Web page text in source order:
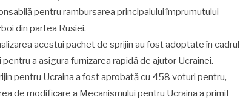
pentru rambursarea principalului împrumutului
din partea Rusiei.
acestui pachet de sprijin au fost adoptate în cadrul
a asigura furnizarea rapidă de ajutor Ucrainei.
pentru Ucraina a fost aprobată cu 458 voturi pentru,
de modificare a Mecanismului pentru Ucraina a primit